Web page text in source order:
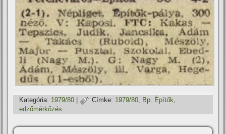
Kategória: 1979/80 | Címke: 1979/80, Bp. Épí­tők,
edzőmérkőzés